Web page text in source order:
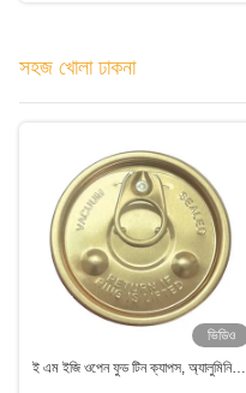
সহজ খোলা ঢাকনা
ভিডিও
ই এম ইজি ওপেন ফুড টিন ক্যাপস, অ্যালুমিনিয়াম